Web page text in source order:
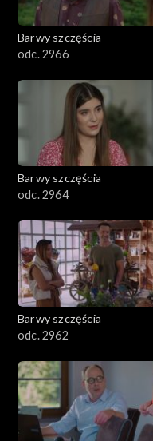
Barwy szczęścia
odc. 2966
Barwy szczęścia
odc. 2964
Barwy szczęścia
odc. 2962